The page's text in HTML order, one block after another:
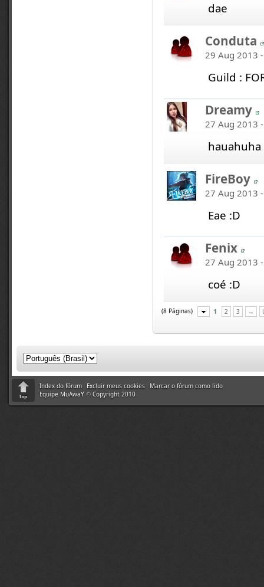
dae
Conduta
29 Aug 2013
Guild :
Dreamy
27 Aug 2013
hauahuha
FireBoy
27 Aug 2013
Eae :D
Fenix
27 Aug 2013
coé :D
(8 Páginas) 1 2 3 →
Index do fórum Excluir meus cookies
Marcar o fórum como lido
Equipe MuAwaY © Copyright 2010